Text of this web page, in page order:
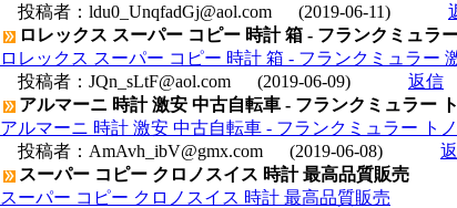
投稿者： ldu0_UnqfadGj@aol.com (2019-06-11)
ロレックス スーパー コピー 時計 箱 - フランクミュラ
ロレックス スーパー コピー 時計 箱 - フランクミュラー
投稿者： JQn_sLtF@aol.com (2019-06-09)
返信
アルマーニ 時計 激安 中古自転車 - フランクミュラー
アルマーニ 時計 激安 中古自転車 - フランクミュラー ト
投稿者： AmAvh_ibV@gmx.com (2019-06-08)
スーパー コピー クロノスイス 時計 最高品質販売
スーパー コピー クロノスイス 時計 最高品質販売